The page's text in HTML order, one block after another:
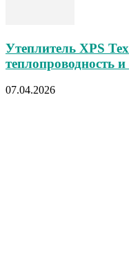
Утеплитель XPS
теплопроводность
07.04.2026